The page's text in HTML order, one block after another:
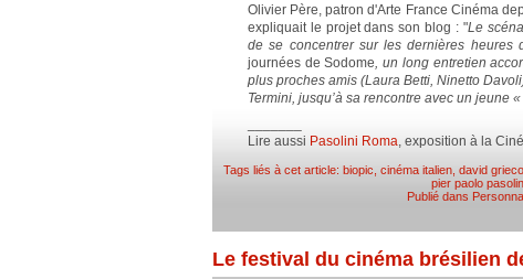
Olivier Père, patron d'Arte France Cinéma
expliquait le projet dans son blog : "Le
de se concentrer sur les dernières heures
journées de Sodome, un long entretien
plus proches amis (Laura Betti, Ninetto
Termini, jusqu’à sa rencontre avec un jeune
Lire aussi Pasolini Roma, exposition à la
Tags liés à cet article: biopic cinéma italien, david grieco
pier paolo
Publié dans
Le festival du cinéma brésilien